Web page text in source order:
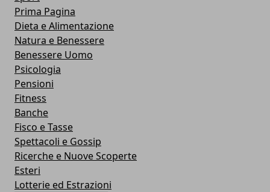
Prima Pagina
Dieta e Alimentazione
Natura e Benessere
Benessere Uomo
Psicologia
Pensioni
Fitness
Banche
Fisco e Tasse
Spettacoli e Gossip
Ricerche e Nuove Scoperte
Esteri
Lotterie ed Estrazioni